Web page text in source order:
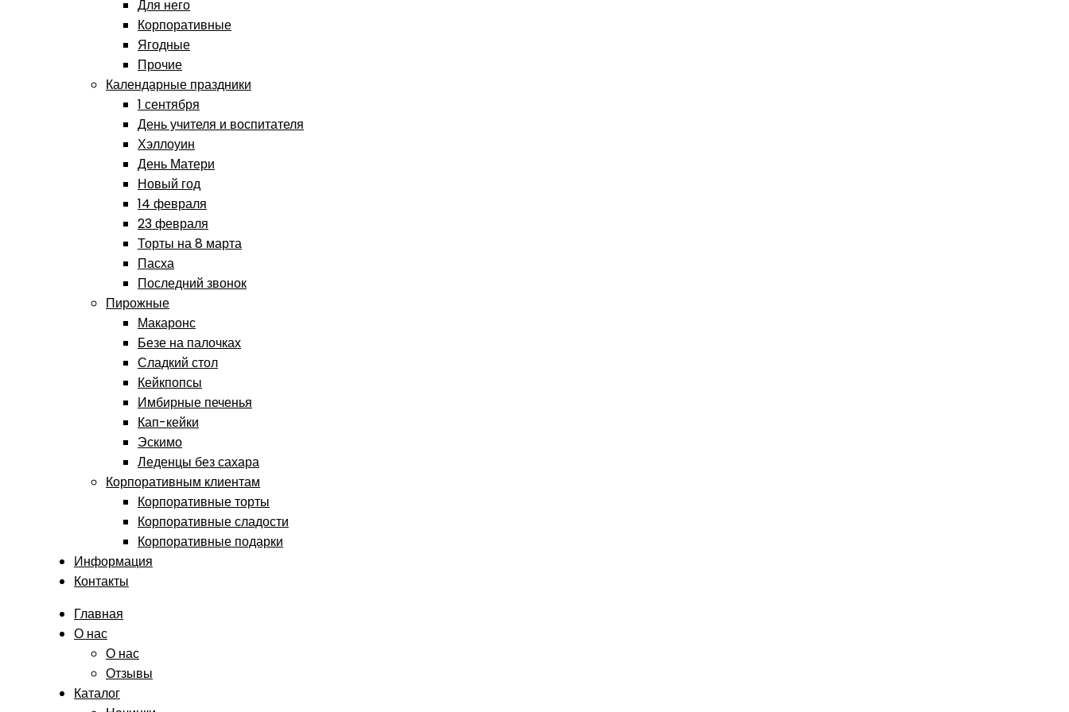
Для него
Корпоративные
Ягодные
Прочие
Календарные праздники
1 сентября
День учителя и воспитателя
Хэллоуин
День Матери
Новый год
14 февраля
23 февраля
Торты на 8 марта
Пасха
Последний звонок
Пирожные
Макаронс
Безе на палочках
Сладкий стол
Кейкпопсы
Имбирные печенья
Кап-кейки
Эскимо
Леденцы без сахара
Корпоративным клиентам
Корпоративные торты
Корпоративные сладости
Корпоративные подарки
Информация
Контакты
Главная
О нас
О нас
Отзывы
Каталог